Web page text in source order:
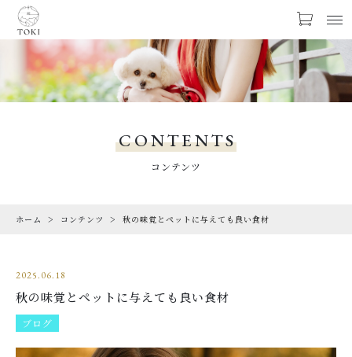
お気に入り LOGIN
CHECKED PRODUCTS
ORDER HISTORY
注文履歴
CAMPAIGN
キャンペーン
CONTENTS
コンテンツ
ホーム コンテンツ 秋の味覚とペットに与えても良い食材
2025.06.18
秋の味覚とペットに与えても良い食材
ブログ